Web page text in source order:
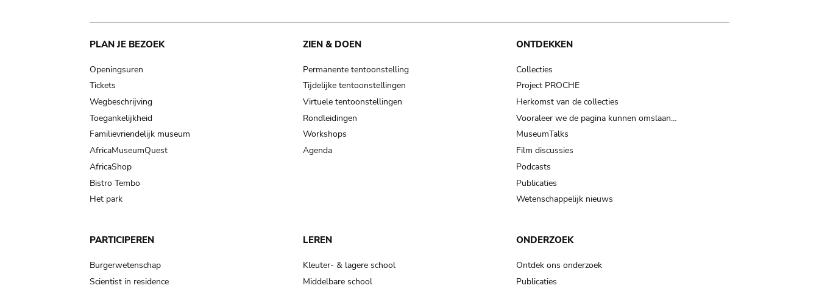
Main
navigation
PLAN JE BEZOEK
Openingsuren
Tickets
Wegbeschrijving
Toegankelijkheid
Familievriendelijk museum
AfricaMuseumQuest
AfricaShop
Bistro Tembo
Het park
ZIEN & DOEN
Permanente tentoonstelling
Tijdelijke tentoonstellingen
Virtuele tentoonstellingen
Rondleidingen
Workshops
Agenda
ONTDEKKEN
Collecties
Project PROCHE
Herkomst van de collecties
Vooraleer we de pagina kunnen omslaan…
MuseumTalks
Film discussies
Podcasts
Publicaties
Wetenschappelijk nieuws
PARTICIPEREN
Burgerwetenschap
Scientist in residence
LEREN
Kleuter- & lagere school
Middelbare school
ONDERZOEK
Ontdek ons onderzoek
Publicaties